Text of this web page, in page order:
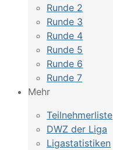
Runde 2
Runde 3
Runde 4
Runde 5
Runde 6
Runde 7
Mehr
Teilnehmerliste
DWZ der Liga
Ligastatistiken